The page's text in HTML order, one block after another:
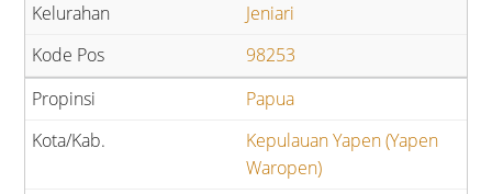
Jeniari
98253
Papua
Kepulauan Yapen (Yapen
Waropen)